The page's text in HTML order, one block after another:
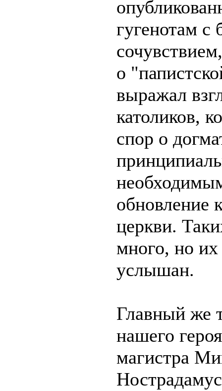
гугенотам с
о
выражал
католиков,
спор о
обновление
церкви.
много, но
услышан.
Главный же
нашего
магистра